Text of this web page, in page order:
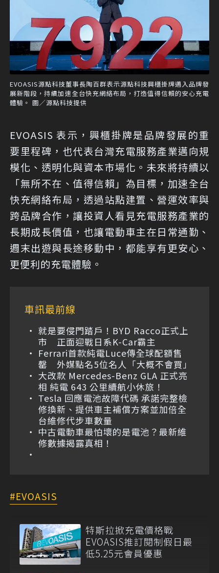
EVOASIS源點科技董事長陶百群表示源點科技興櫃掛牌邁入品牌發
展新階段，持續加速全台快充網絡布局，打造值得信賴的安心充電
體驗。 圖／源點科技提供
EVOASIS 表示，興櫃掛牌是品牌發展的重
要里程碑，也代表台灣充電服務產業邁向規
模化、透明化與資本市場化。未來將持續以
「無所不在、值得信賴」為目標，加速全台
快充網絡布局，透過站點建置、營運效率與
跨品牌合作，讓投資人看見充電服務產業的
長期成長價值，也讓電動車主在日常通勤、
週末出遊與長途移動中，都能享有更安心、
更便利的充電體驗。
車訊最前線
就是要侵門踏戶！BYD Racco正式上
市 正面迎戰日系K-Car霸主
Ferrari首款純電Luce傳全球配額售
罄 外媒點名5位名人「大概不會買」
大改款 Mercedes-Benz GLA 正式亮
相 純電 643 公里續航小休旅！
Tesla 回應電池故障代碼 承諾完整檢
修換新、提供車主補償方案並加倍全
台維修代步車數量
中古電動車最怕壞的是電池？最新維
修數據揭露真相！
EVOASIS
特斯拉掀充電價格戰
EVOASIS推訂閱制假日最
低5.25元會員優惠